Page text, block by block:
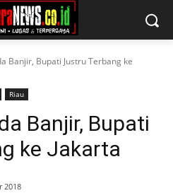
Banjir, Bupati Justru Terbang ke
Riau
Banjir, Bupati
ke Jakarta
2018